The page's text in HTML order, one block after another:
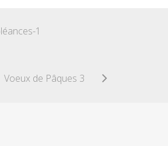
1
Voeux de Pâques 3